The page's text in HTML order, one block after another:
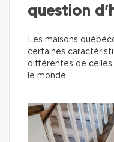
question
Les maisons
certaines
différentes de celles
le monde.